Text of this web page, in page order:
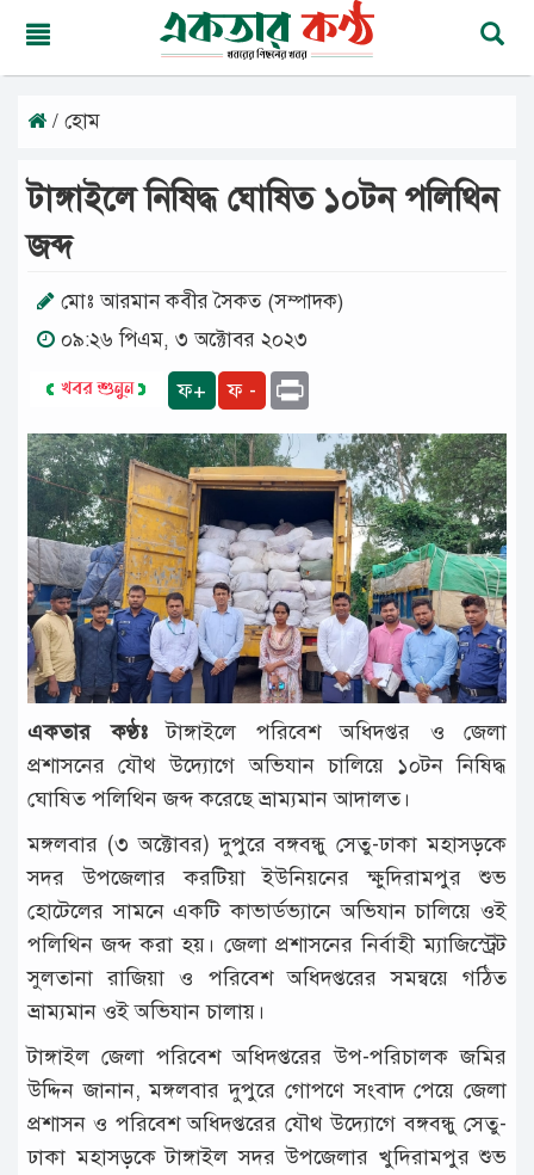
শুক্রবার,
অগাস্ট
২০২৬
শ্রাবণ
বঙ্গাব্দ
মূলপাতা
জাতীয়
দেশের
খবর
আমাদের
টাঙ্গাইল
আন্তর্জাতিক
রাজনীতি
অপরাধ
দুর্ঘটনা
বিনোদন
খেলাধুলা
চাকরি
লাইফ
স্টাইল
অন্যান্য
/ হোম
টাঙ্গাইলে নিষিদ্ধ ঘোষিত ১০টন পলিথিন
জব্দ
মোঃ আরমান কবীর সৈকত (সম্পাদক)
০৯:২৬ পিএম, ৩ অক্টোবর ২০২৩
ফ+ ফ -
একতার কণ্ঠঃটাঙ্গাইলে পরিবেশ অধিদপ্তর ও জেলা
প্রশাসনের যৌথ উদ্যোগে অভিযান চালিয়ে ১০টন নিষিদ্ধ
ঘোষিত পলিথিন জব্দ করেছে ভ্রাম্যমান আদালত।
মঙ্গলবার (৩ অক্টোবর) দুপুরে বঙ্গবন্ধু সেতু-ঢাকা মহাসড়কে
সদর উপজেলার করটিয়া ইউনিয়নের ক্ষুদিরামপুর শুভ
হোটেলের সামনে একটি কাভার্ডভ্যানে অভিযান চালিয়ে ওই
পলিথিন জব্দ করা হয়। জেলা প্রশাসনের নির্বাহী ম্যাজিস্ট্রেট
সুলতানা রাজিয়া ও পরিবেশ অধিদপ্তরের সমন্বয়ে গঠিত
ভ্রাম্যমান ওই অভিযান চালায়।
টাঙ্গাইল জেলা পরিবেশ অধিদপ্তরের উপ-পরিচালক জমির
উদ্দিন জানান, মঙ্গলবার দুপুরে গোপণে সংবাদ পেয়ে জেলা
প্রশাসন ও পরিবেশ অধিদপ্তরের যৌথ উদ্যোগে বঙ্গবন্ধু সেতু-
ঢাকা মহাসড়কে টাঙ্গাইল সদর উপজেলার খুদিরামপুর শুভ